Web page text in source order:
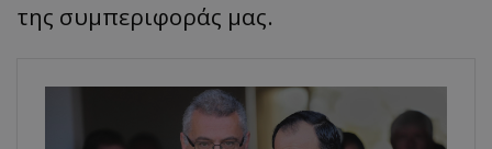
της συμπεριφοράς μας.